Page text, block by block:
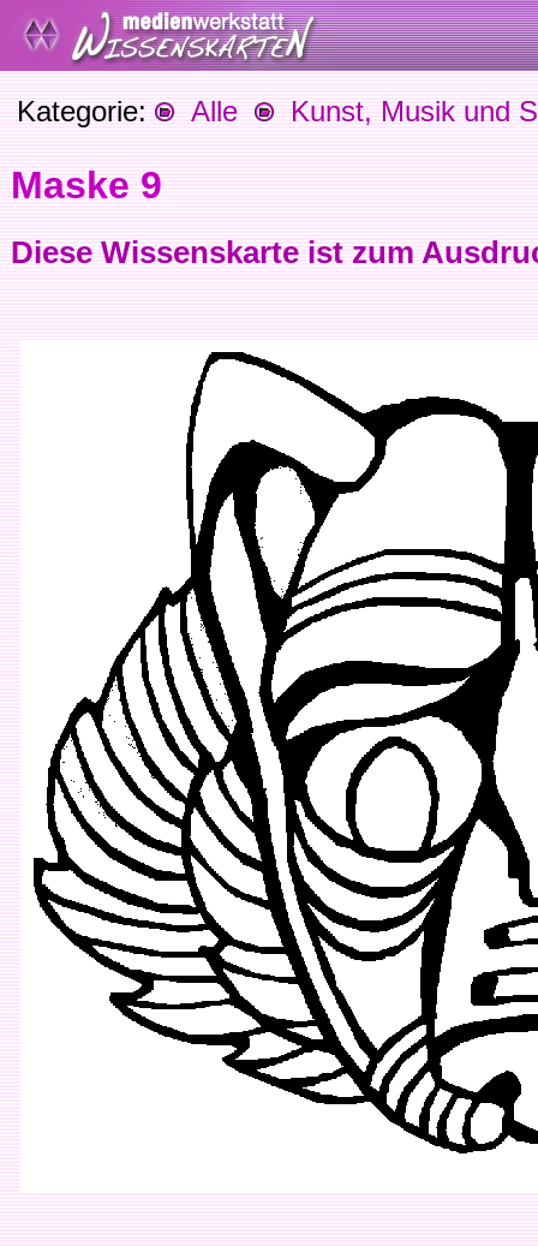
Kategorie: Alle Kunst, Musik und
Maske 9
Diese Wissenskarte ist zum